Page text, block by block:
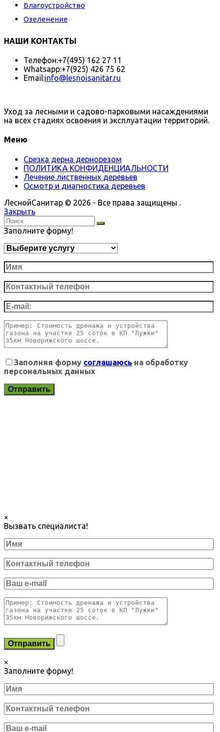
Благоустройство
Озеленение
НАШИ КОНТАКТЫ
Телефон:+7(495) 162 27 11
Whatsapp:+7(925) 426 75 62
Email:info@lesnoisanitar.ru
Уход за лесными и садово-парковыми насаждениями
на всех стадиях освоения и эксплуатации территорий.
Меню
Срезка дерна дернорезом
ПОЛИТИКА КОНФИДЕНЦИАЛЬНОСТИ
Лечение лиственных деревьев
Осмотр и диагностика деревьев
ЛеснойСанитар © 2026 - Все права защищены .
Закрыть
Заполните форму!
Заполняя форму соглашаюсь на обработку
персональных данных
×
Вызвать специалиста!
×
Заполните форму!